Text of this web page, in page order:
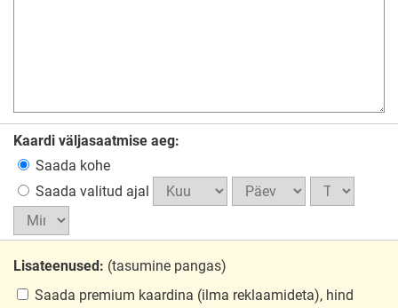
Kaardi väljasaatmise aeg:
Saada kohe
Saada valitud ajal
Lisateenused: (tasumine pangas)
Saada premium kaardina (ilma reklaamideta), hind